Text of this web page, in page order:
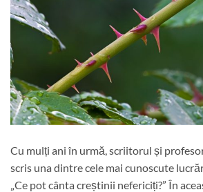
Cu mulți ani în urmă, scriitorul și
scris una dintre cele mai cunoscute
„Ce pot cânta creștinii nefericiți?” În